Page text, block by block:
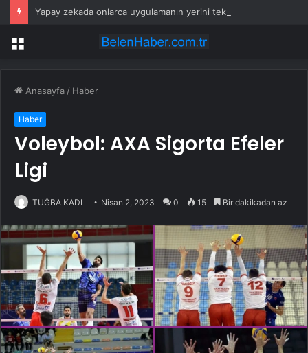
Menü
Anasayfa / Haber
Haber
Voleybol: AXA Sigorta Efeler
Ligi
TUĞBA KADI Nisan 2, 2023 0 15 Bir dakikadan az